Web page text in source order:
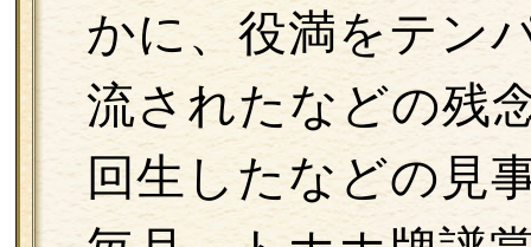
かに、役満をテン
流されたなどの残
回生したなどの見